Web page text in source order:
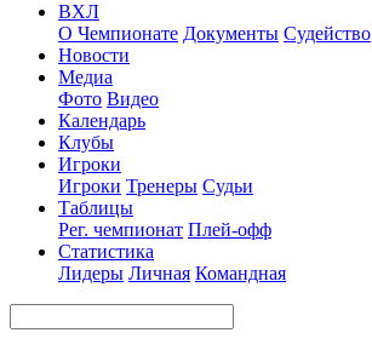
ВХЛ
О Чемпионате Документы Судейство
Новости
Медиа
Фото Видео
Календарь
Клубы
Игроки
Игроки Тренеры Судьи
Таблицы
Рег. чемпионат Плей-офф
Статистика
Лидеры Личная Командная